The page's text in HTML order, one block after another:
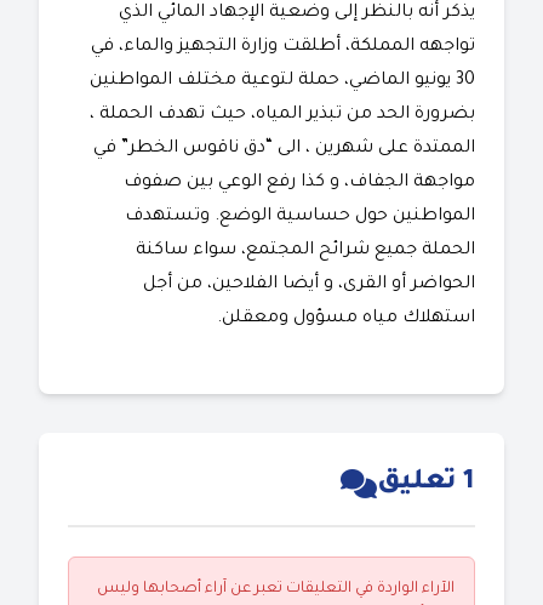
يذكر أنه بالنظر إلى وضعية الإجهاد المائي الذي
تواجهه المملكة، أطلقت وزارة التجهيز والماء، في
30 يونيو الماضي، حملة لتوعية مختلف المواطنين
بضرورة الحد من تبذير المياه، حيث تهدف الحملة ،
الممتدة على شهرين ، الى “دق ناقوس الخطر” في
مواجهة الجفاف، و كذا رفع الوعي بين صفوف
المواطنين حول حساسية الوضع. وتستهدف
الحملة جميع شرائح المجتمع، سواء ساكنة
الحواضر أو القرى، و أيضا الفلاحين، من أجل
استهلاك مياه مسؤول ومعقلن.
1 تعليق
الآراء الواردة في التعليقات تعبر عن آراء أصحابها وليس